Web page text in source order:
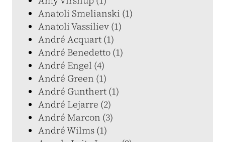
Anatoli Smelianski (1)
Anatoli Vassiliev (1)
André Acquart (1)
André Benedetto (1)
André Engel (4)
André Green (1)
André Gunthert (1)
André Lejarre (2)
André Marcon (3)
André Wilms (1)